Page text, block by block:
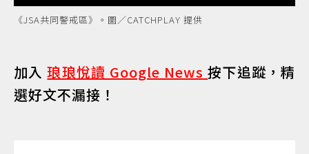
《JSA共同警戒區》。圖／CATCHPLAY 提供
加入琅琅悅讀 Google News按下追蹤，精
選好文不漏接！